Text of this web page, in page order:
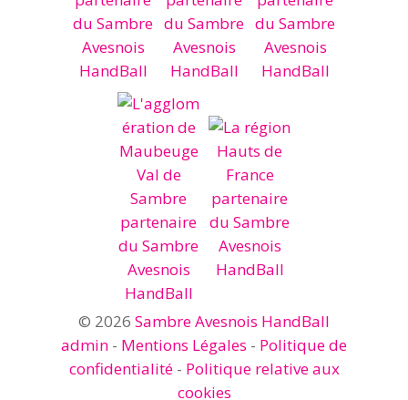
© 2026 Sambre Avesnois HandBall
admin - Mentions Légales - Politique de
confidentialité- Politique relative aux
cookies